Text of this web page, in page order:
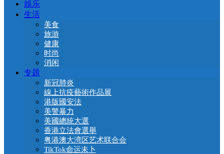
娛乐
生活
美食
旅游
健康
时尚
消闲
专题
新冠肺炎
線上抗疫藝術作品展
港版國安法
美警暴力
美國總統大選
香港立法會選舉
粤港澳大湾区艺术联合会
TikTok命运未卜